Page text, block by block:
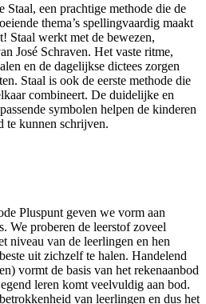
Staal, een prachtige methode die de
thema’s spellingvaardig maakt
Staal werkt met de bewezen,
José Schraven. Het vaste ritme,
en de dagelijkse dictees zorgen
Staal is ook de eerste methode die
combineert. De duidelijke en
symbolen helpen de kinderen
te kunnen schrijven.
Pluspunt geven we vorm aan
We proberen de leerstof zoveel
niveau van de leerlingen en hen
uit zichzelf te halen. Handelend
vormt de basis van het rekenaanbod
leren komt veelvuldig aan bod.
van leerlingen en dus het